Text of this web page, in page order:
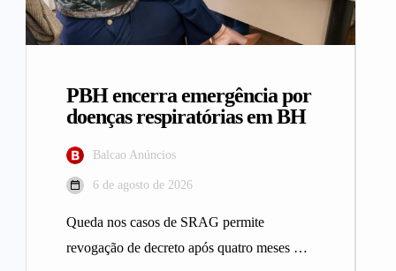
PBH encerra emergência por
doenças respiratórias em BH
Balcao Anúncios
6 de agosto de 2026
Queda nos casos de SRAG permite
revogação de decreto após quatro meses A